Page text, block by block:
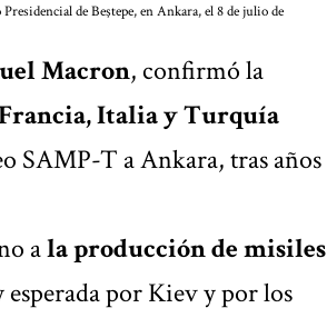
de Beştepe, en Ankara, el 8 de julio de
Macron, confirmó la
Italia y Turquía
SAMP-T a Ankara, tras años
ala producción de misiles
esperada por Kiev y por los